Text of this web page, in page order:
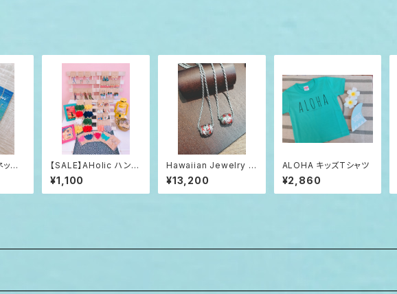
ク
【SALE】AHolic ハンド
メイドピアス
¥1,100
Hawaiian Jewelry Si
lver 925 マイレ バレル
ネックレス レッド
¥13,200
ALOHA キッズTシャツ
¥2,860